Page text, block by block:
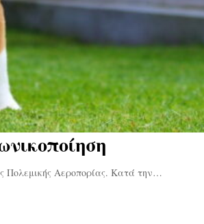
Πολεμικής Αεροπορίας. Κατά την…